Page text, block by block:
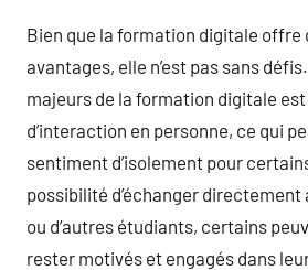
Bien que la formation digitale offre
avantages, elle n’est pas sans
majeurs de la formation digitale
d’interaction en personne, ce qui
sentiment d’isolement pour
possibilité d’échanger
ou d’autres étudiants, certains
rester motivés et engagés dans